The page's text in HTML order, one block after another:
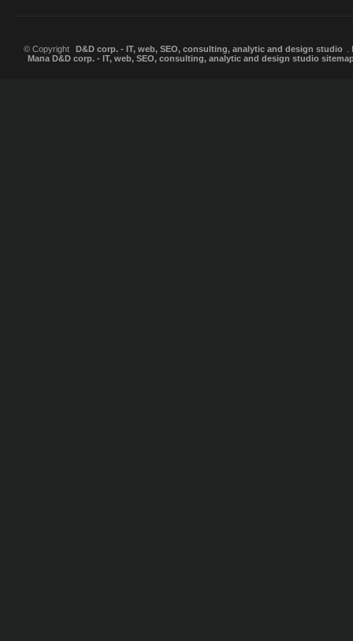
© Copyright D&D corp. - IT, web, SEO, consulting, analytic and design studio
Мапа D&D corp. - IT, web, SEO, consulting, analytic and design studio